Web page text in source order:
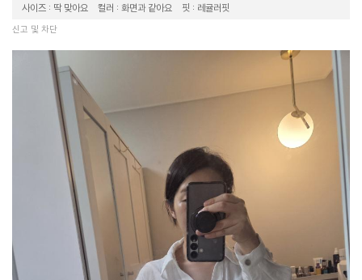
사이즈 : 딱 맞아요
컬러 : 화면과 같아요 핏 : 레귤러핏
신고 및 차단